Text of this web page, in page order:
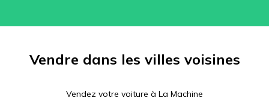
Vendre dans les villes voisines
Vendez votre voiture à La Machine